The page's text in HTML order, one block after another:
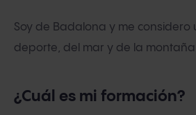
Soy de Badalona y me considero
deporte, del mar y de la
¿Cuál es mi formación?